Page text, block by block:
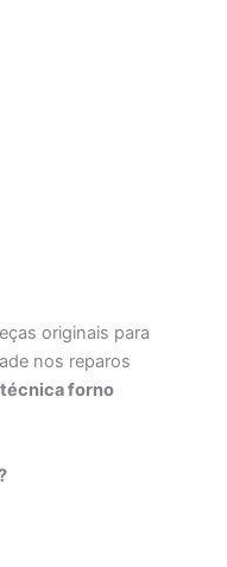
originais para
nos reparos
forno